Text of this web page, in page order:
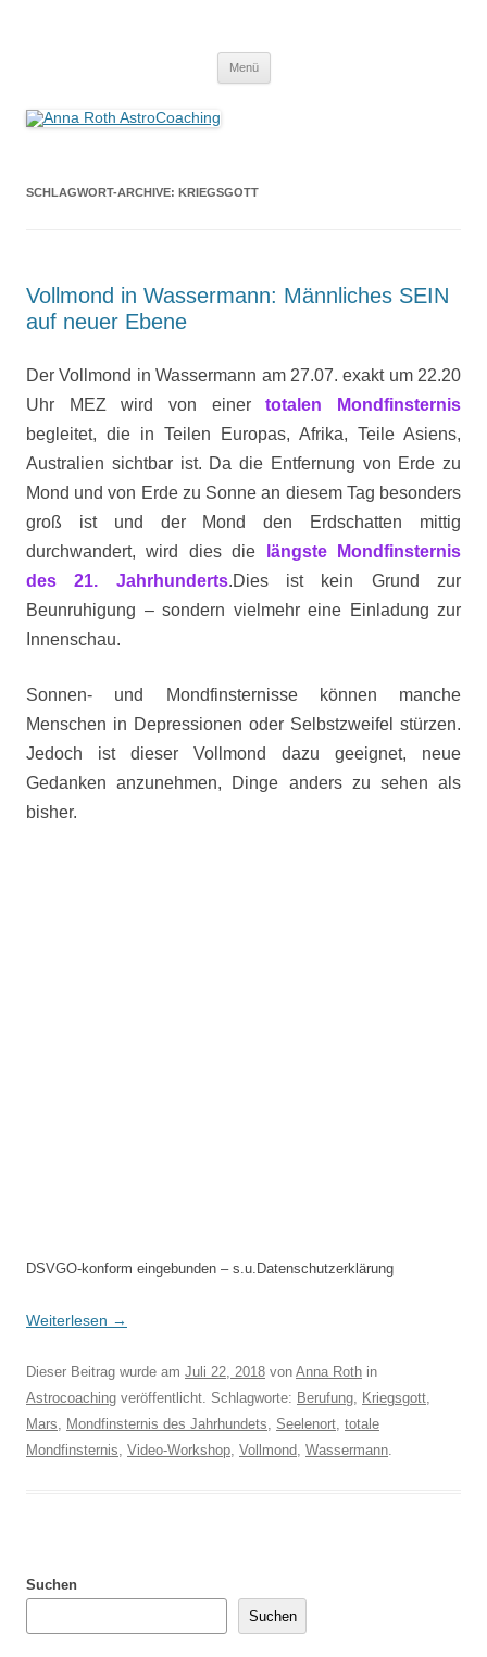
Menü
SCHLAGWORT-ARCHIVE: KRIEGSGOTT
Vollmond in Wassermann: Männliches SEIN
auf neuer Ebene
Der Vollmond in Wassermann am 27.07. exakt um 22.20
Uhr MEZ wird von einertotalen Mondfinsternis
begleitet, die in Teilen Europas, Afrika, Teile Asiens,
Australien sichtbar ist. Da die Entfernung von Erde zu
Mond und von Erde zu Sonne an diesem Tag besonders
groß ist und der Mond den Erdschatten mittig
durchwandert, wird dies die
längste Mondfinsternis
des 21. Jahrhunderts.Dies ist kein Grund zur
Beunruhigung – sondern vielmehr eine Einladung zur
Innenschau.
Sonnen- und Mondfinsternisse können manche
Menschen in Depressionen oder Selbstzweifel stürzen.
Jedoch ist dieser Vollmond dazu geeignet, neue
Gedanken anzunehmen, Dinge anders zu sehen als
bisher.
DSVGO-konform eingebunden – s.u.Datenschutzerklärung
Weiterlesen →
Dieser Beitrag wurde am Juli 22, 2018 von Anna Roth in
Astrocoaching veröffentlicht. Schlagworte: Berufung, Kriegsgott,
Mars, Mondfinsternis des Jahrhundets, Seelenort, totale
Mondfinsternis, Video-Workshop, Vollmond, Wassermann.
Suchen
Suchen